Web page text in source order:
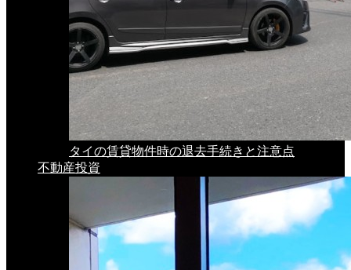
タイの賃貸物件時の退去手続きと注意点
不動産投資